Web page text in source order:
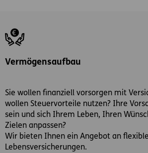
Vermögensaufbau
Sie wollen finanziell vorsorgen mit
wollen Steuervorteile nutzen? Ihre
sein und sich Ihrem Leben, Ihren
Zielen anpassen?
Wir bieten Ihnen ein Angebot an
Lebensversicherungen.